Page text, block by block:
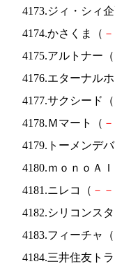
4173.ジィ・シィ
4174.かさくま（ －
4175.アルトナー（
4176.エターナル
4177.サクシード（
4178.Ｍマート（ －
4179.トーメンデ
4180.ｍｏｎｏＡ
4181.ニレコ（ － －
4182.シリコンス
4183.フィーチャ（
4184.三井住友ト